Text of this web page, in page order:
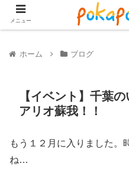
ホーム ブログ
【イベント】千葉
アリオ蘇我！！
もう１２月に入りました。
ね…
メニュー